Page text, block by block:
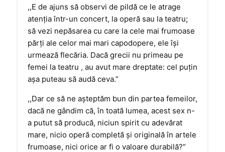
,,E de ajuns să observi de pildă ce le atrage
atenţia într-un concert, la operă sau la teatru;
să vezi nepăsarea cu care la cele mai frumoase
părţi ale celor mai mari capodopere, ele îşi
urmează flecăria. Dacă grecii nu primeau pe
femei la teatru , au avut mare dreptate: cel puţin
aşa puteau să audă ceva.”
,,Dar ce să ne aşteptăm bun din partea femeilor,
dacă ne gândim că, în toată lumea, acest sex n-
a putut să producă, niciun spirit cu adevărat
mare, nicio operă completă şi originală în artele
frumoase, nici orice ar fi o valoare durabilă?”